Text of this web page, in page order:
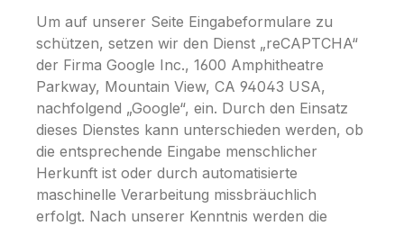
Um auf unserer Seite Eingabeformulare zu
schützen, setzen wir den Dienst „reCAPTCHA“
der Firma Google Inc., 1600 Amphitheatre
Parkway, Mountain View, CA 94043 USA,
nachfolgend „Google“, ein. Durch den Einsatz
dieses Dienstes kann unterschieden werden, ob
die entsprechende Eingabe menschlicher
Herkunft ist oder durch automatisierte
maschinelle Verarbeitung missbräuchlich
erfolgt. Nach unserer Kenntnis werden die